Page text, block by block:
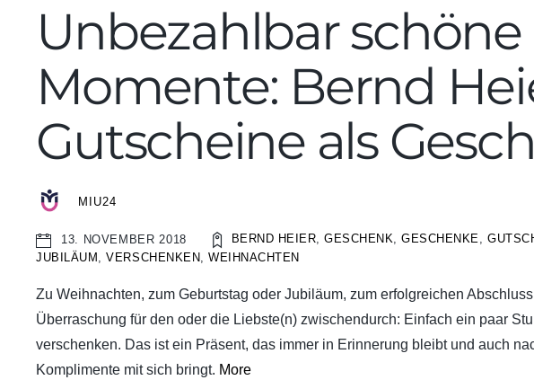
Unbezahlbar schöne
Momente: Bernd
Gutscheine als
MIU24
13. NOVEMBER 2018 BERND HEIER,GESCHENK,GESCHENKE,
JUBILÄUM ,VERSCHENKEN,WEIHNACHTEN
Zu Weihnachten, zum Geburtstag oder Jubiläum, zum erfolgreichen
Überraschung für den oder die Liebste(n) zwischendurch: Einfach ein paar
verschenken. Das ist ein Präsent, das immer in Erinnerung bleibt und auch
Komplimente mit sich bringt. More